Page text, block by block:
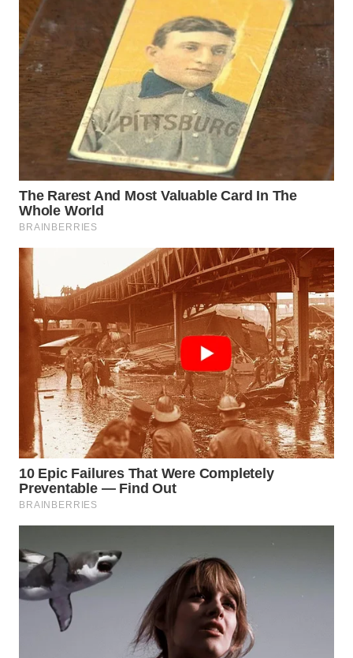
WN
MALUKU
WN
MALUT
DAIRI
WN
DANAU
TOBA
NIAS
WN
LANGKAT
WN
TAPANULI
SELATAN
WN
TANJUNG
LESUNG
KARO
WN
SIMALUNGUN